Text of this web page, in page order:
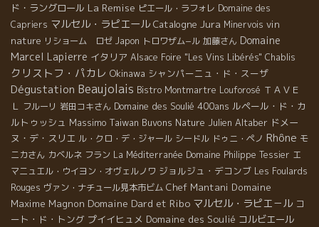
ド・ラングロール La Remise ピエール・ラフォレ Domaine des
Capriers マルセル・ラピエール Catalogne Jura Minervois vin
nature リショーム ロゼ Japon トロワザム−ル 加藤さん Domaine
Marcel Lapierre イタリア Alsace Foire "Les Vins Libérés" Chablis
クリストフ・パカレ Okinawa シャンパーニュ・ド・スーザ
Dégustation Beaujolais Bistro Montmartre Louforosé ＴＡＶＥ
Ｌ フルーリ 岩田コキさん Domaine des Soulié 400ans ルペール・ド・カ
ルトゥッシュ Massimo Taiwan Buvons Nature Julien Altaber ドメー
ヌ・デ・スリエ ル・クロ・デ・ジャール シードル ドゥニ・ペノ Rhône モ
ニカさん カベルネ フラン La Méditerranée Domaine Philippe Tessier エ
マニュエル・ウイヨン・オヴェルノワ ジョルジュ・デコンブ Les Foulards
Rouges ヴァン・ナチュール見本市ビム Chef Mantani Domaine
Maxime Magnon Domaine Dard et Ribo マルセル・ラピエ－ル コ
ート・ド・トング プイイヒュメ Domaine des Soulié コルビエール